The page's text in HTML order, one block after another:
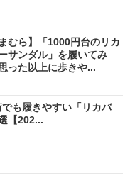
まむら】「1000円台のリカ
サンダル」を履いてみ
った以上に歩きや...
も履きやすい「リカバ
【202...